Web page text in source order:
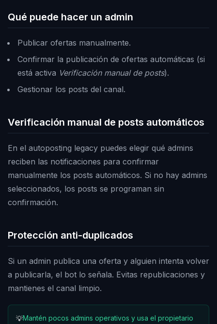
Qué puede hacer un admin
Publicar ofertas manualmente.
Confirmar la publicación de ofertas automáticas (si
está activa Verificación manual de posts).
Gestionar los posts del canal.
Verificación manual de posts automáticos
En el autoposting legacy puedes elegir qué admins
reciben las notificaciones para confirmar
manualmente los posts automáticos. Si no hay admins
seleccionados, los posts se programan sin
confirmación.
Protección anti-duplicados
Si un admin publica una oferta y alguien intenta volver
a publicarla, el bot lo señala. Evitas republicaciones y
mantienes el canal limpio.
💡Mantén pocos admins operativos y usa el propietario